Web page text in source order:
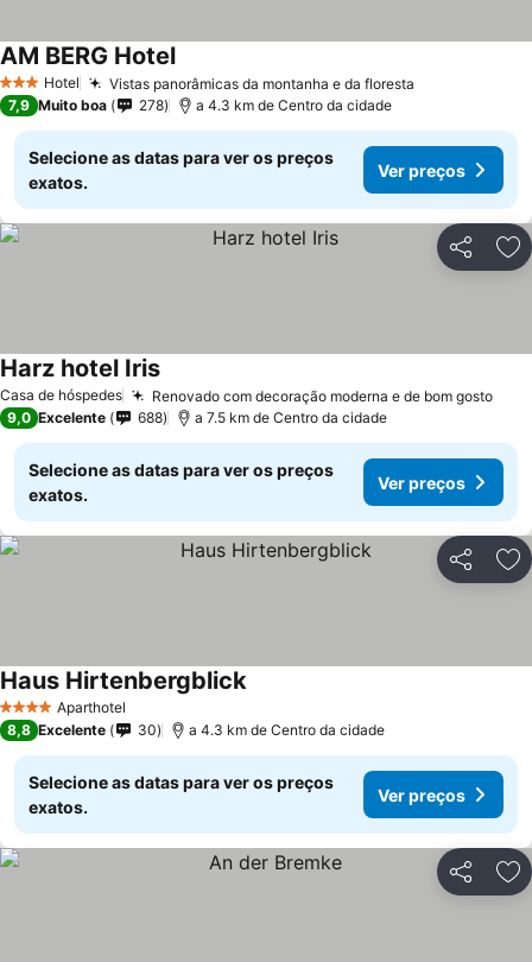
3 EstrelasHotel Vistas panorâmicas da montanha e da floresta
AM BERG Hotel
7,9 Muito boa 278 a 4.3 km de Centro da cidade
Selecione as datas para ver os preços
exatos.
Ver preços
Partilhar
Casa de hóspedes Renovado com decoração moderna e de bom gosto
Harz hotel Iris
9,0 Excelente 688 a 7.5 km de Centro da cidade
Selecione as datas para ver os preços
exatos.
Ver preços
Partilhar
4 EstrelasAparthotel
Haus Hirtenbergblick
8,8 Excelente 30 a 4.3 km de Centro da cidade
Selecione as datas para ver os preços
exatos.
Ver preços
Partilhar